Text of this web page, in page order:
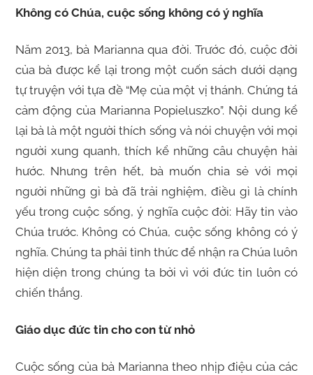
Không có Chúa, cuộc sống không có ý nghĩa
Năm 2013, bà Marianna qua đời. Trước đó, cuộc đời
của bà được kể lại trong một cuốn sách dưới dạng
tự truyện với tựa đề “Mẹ của một vị thánh. Chứng tá
cảm động của Marianna Popieluszko”. Nội dung kể
lại bà là một người thích sống và nói chuyện với mọi
người xung quanh, thích kể những câu chuyện hài
hước. Nhưng trên hết, bà muốn chia sẻ với mọi
người những gì bà đã trải nghiệm, điều gì là chính
yếu trong cuộc sống, ý nghĩa cuộc đời: Hãy tin vào
Chúa trước. Không có Chúa, cuộc sống không có ý
nghĩa. Chúng ta phải tỉnh thức để nhận ra Chúa luôn
hiện diện trong chúng ta bởi vì với đức tin luôn có
chiến thắng.
Giáo dục đức tin cho con từ nhỏ
Cuộc sống của bà Marianna theo nhịp điệu của các